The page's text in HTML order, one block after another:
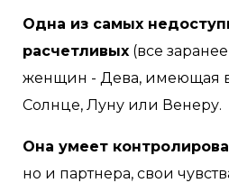
Одна из самых
расчетливых (все
женщин - Дева, имеющая в
Солнце, Луну или Венеру.
Она умеет
но и партнера, свои